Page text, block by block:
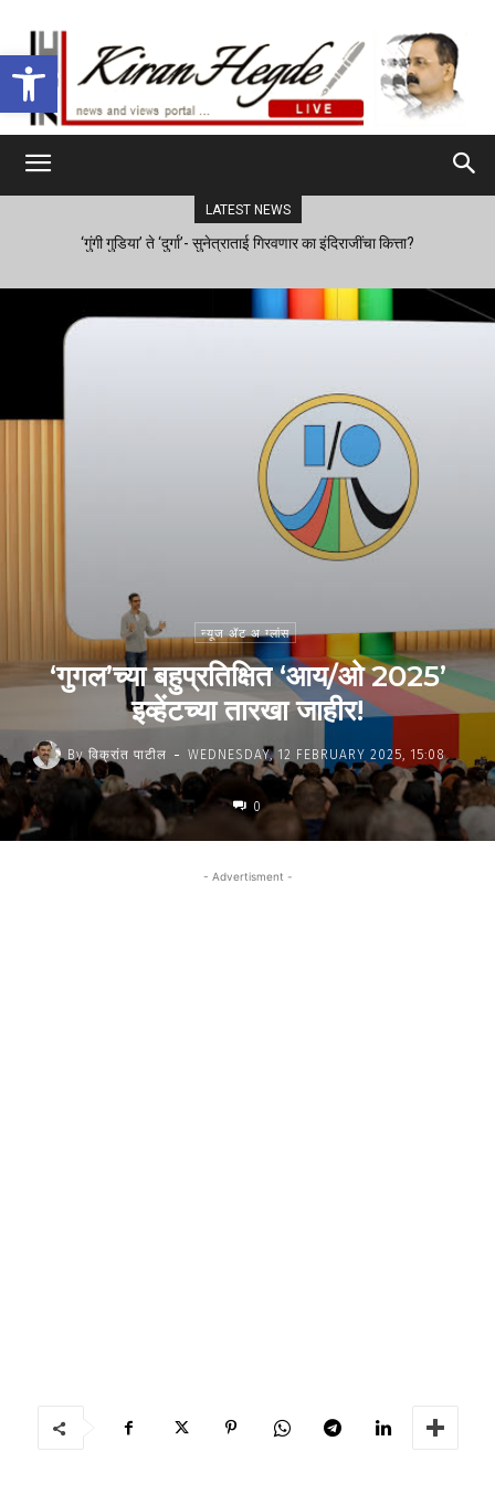
Open toolbar
LATEST NEWS
‘गुंगी गुडिया’ ते ‘दुर्गा’- सुनेत्राताई गिरवणार का इंदिराजींचा कित्ता?
न्यूज ॲट अ ग्लांस
‘गुगल’च्या बहुप्रतिक्षित ‘आय/ओ 2025’
इव्हेंटच्या तारखा जाहीर!
By विक्रांत पाटील - WEDNESDAY, 12 FEBRUARY 2025, 15:08
0
- Advertisment -